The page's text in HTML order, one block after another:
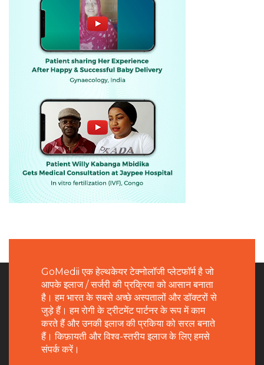
GoMedii एक हेल्थकेयर टेक्नोलॉजी प्लेटफॉर्म है जो
आपके इलाज / सर्जरी की प्रक्रिया को आसान बनाता
है। हम भारत के सबसे अच्छे अस्पतालों और डॉक्टरों से
जुड़े हैं। हम रोगी के ट्रीटमेंट पार्टनर के रूप में काम
करते हैं और उनकी इलाज की प्रकिया को सरल बनाते
हैं। किफ़ायती और विश्व-स्तरीय इलाज के लिए हमसे
संपर्क करें।